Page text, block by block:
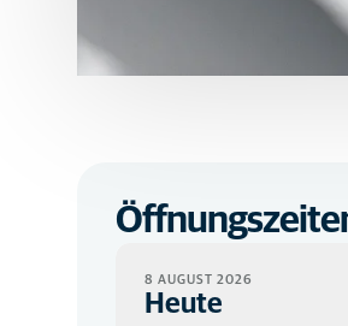
8 AUGUST 2026
Heute